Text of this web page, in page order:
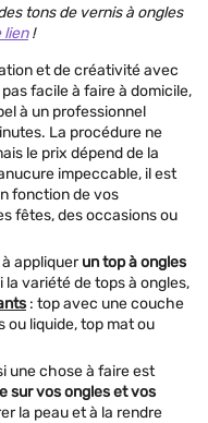
tons de vernis à ongles
lien!
et de créativité avec
pas facile à faire à domicile,
à un professionnel
La procédure ne
le prix dépend de la
impeccable, il est
fonction de vos
fêtes, des occasions ou
appliquerun top à ongles
variété de tops à ongles,
: top avec une couche
ou liquide, top mat ou
une chose à faire est
sur vos ongles et vos
la peau et à la rendre